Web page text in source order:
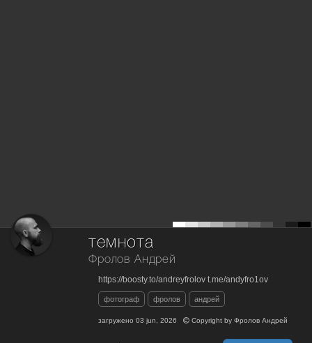
темнота
Фролов Андрей
https://boosty.to/andreyfrolov t.me/andyfro1ov
фотограф фролов андрей
загружено 03 jun, 2026 Copyright by Фролов Андрей